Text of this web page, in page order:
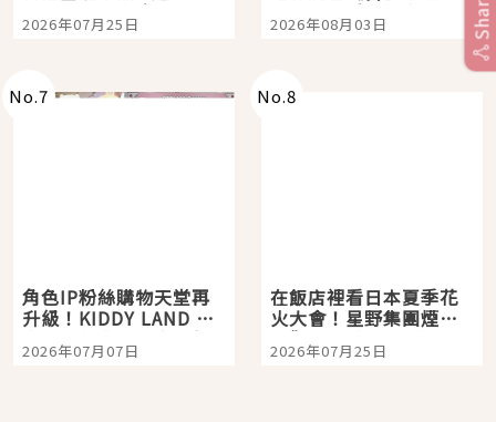
眼全收也不心疼
2026年07月25日 嗎？日本重金屬樂團
「打首」會長與nagano
2026年08月03日
No.7
角色IP粉絲購物天堂再
升級！KIDDY LAND 原
宿店吉伊卡哇迎客，新
開幕 OMOKADO 店3分
2026年07月07日
No.8
在飯店裡看日本夏季花
火大會！星野集團煙火
景觀飯店6選，讓你不用
人擠人悠閒欣賞
2026年07月25日
Share